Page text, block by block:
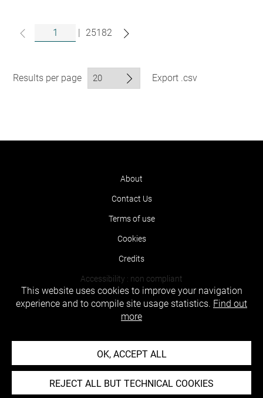
| 25182
Results per page Export .csv
About
Contact Us
Terms of use
Cookies
Credits
Accessibility : non compliant
This website uses cookies to improve your navigation
experience and to compile site usage statistics. Find out
more
OK, ACCEPT ALL
REJECT ALL BUT TECHNICAL COOKIES